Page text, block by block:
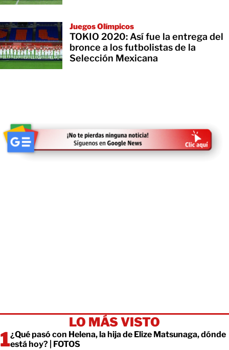
Juegos Olímpicos
TOKIO 2020: Así fue la entrega del
bronce a los futbolistas de la
Selección Mexicana
LO MÁS VISTO
¿Qué pasó con Helena, la hija de Elize Matsunaga, dónde
está hoy? | FOTOS